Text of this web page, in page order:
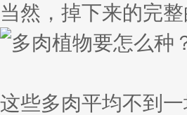
当然，掉下来的完
这些多肉平均不到